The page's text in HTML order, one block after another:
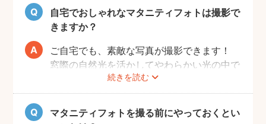
いらっしゃる方の多くに、「衣装がはずかし
い」「素肌を見られたくない」と考える方も
多いようです。
fotowaではご自宅への出張も可能ですの
で、ご夫婦らしい装いで自然体なマタニティ
フォトを撮影いただけます。
ご近所の公園でカジュアルに撮影したり、素
肌をみせる衣装ではご自宅で撮影するなど、
撮影時間の範囲内でシーンを変えることも可
自宅でおしゃれなマタニティフォトは撮影で
きますか？
続きを読む
ご自宅でも、素敵な写真が撮影できます！
窓際の自然光を活かしてやわらかい光の中で
撮影するのが人気です。妊婦さんはお部屋の
お片付けも大変かと思いますが、撮影したい
場所周辺だけお片付けいただく程度で大丈夫
です。
マタニティフォトを撮る前にやっておくとい